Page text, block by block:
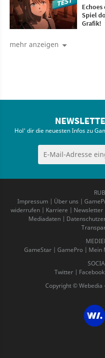
Spiel
Grafik!
mehr anzeigen
Hol' dir die neuesten Infos zu
Impressum| Über uns |
widerrufen | Karriere | Newsletter
Mediadaten|
GameStar | GamePro | Mein
Twitter | Facebook
Copyright © Webedia